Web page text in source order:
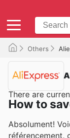
Others
There are
How to
Absolument!
référencement,